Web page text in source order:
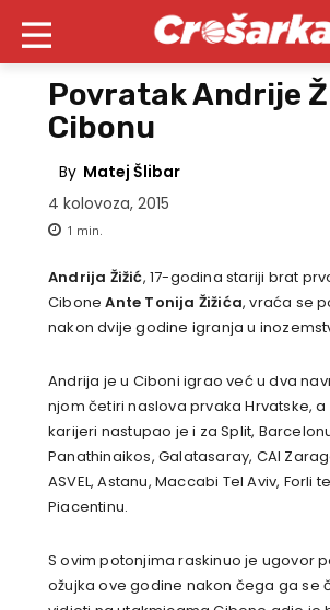
Povratak Andrije
Cibonu
By Matej Šlibar
4 kolovoza, 2015
1 min.
Andrija Žižić, 17-godina stariji brat
CiboneAnte Tonija Žižića, vraća se
nakon dvije godine igranja u
Andrija je u Ciboni igrao već u dva
njom četiri naslova prvaka Hrvatske,
karijeri nastupao je i za Split,
Panathinaikos, Galatasaray, CAI
ASVEL, Astanu, Maccabi Tel Aviv, Forli
Piacentinu.
S ovim potonjima raskinuo je ugovor
ožujka ove godine nakon čega ga se